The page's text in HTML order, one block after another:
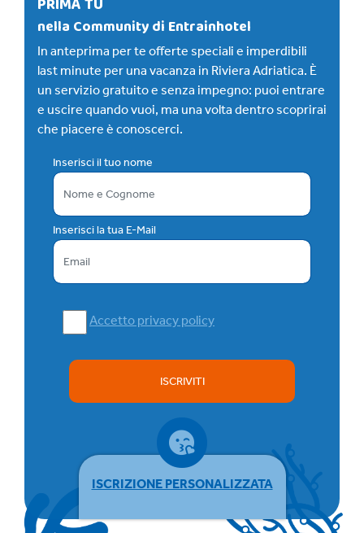
nella Community di Entrainhotel
In anteprima per te offerte speciali e imperdibili
last minute per una vacanza in Riviera Adriatica. È
un servizio gratuito e senza impegno: puoi entrare
e uscire quando vuoi, ma una volta dentro scoprirai
che piacere è conoscerci.
Inserisci il tuo nome
Inserisci la tua E-Mail
Accetto privacy policy
ISCRIVITI
ISCRIZIONE PERSONALIZZATA